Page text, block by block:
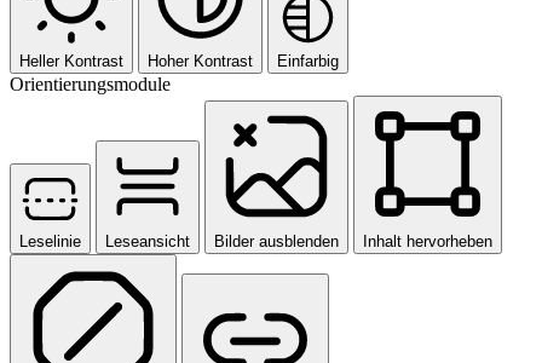
Heller Kontrast Hoher Kontrast Einfarbig
Orientierungsmodule
Leselinie Leseansicht Bilder ausblenden Inhalt hervorheben